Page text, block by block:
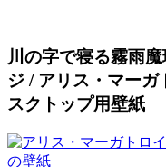
川の字で寝る霧雨
ジ / アリス・マー
スクトップ用壁紙